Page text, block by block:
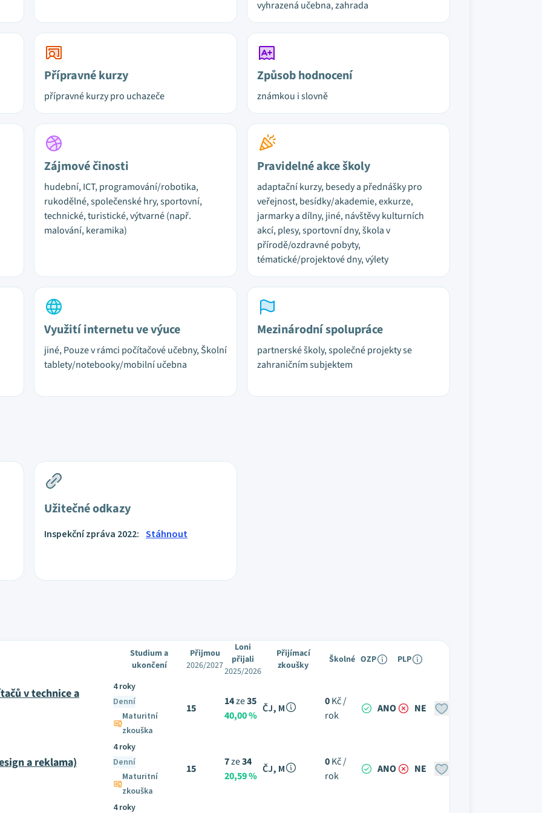
vyhrazená učebna, zahrada
Přípravné kurzy
přípravné kurzy pro uchazeče
Způsob hodnocení
známkou i slovně
Zájmové činosti
hudební, ICT, programování/robotika,
rukodělné, společenské hry, sportovní,
technické, turistické, výtvarné (např.
malování, keramika)
Pravidelné akce školy
adaptační kurzy, besedy a přednášky pro
veřejnost, besídky/akademie, exkurze,
jarmarky a dílny, jiné, návštěvy kulturních
akcí, plesy, sportovní dny, škola v
přírodě/ozdravné pobyty,
tématické/projektové dny, výlety
Využití internetu ve výuce
jiné, Pouze v rámci počítačové učebny, Školní
tablety/notebooky/mobilní učebna
Mezinárodní spolupráce
partnerské školy, společné projekty se
zahraničním subjektem
Užitečné odkazy
Inspekční zpráva 2022: Stáhnout
Studium a
ukončení
Přijmou
2026/2027
Loni
přijali
2025/2026
Přijímací
zkoušky
Školné OZP PLP
v technice a
4 roky
Denní
Maturitní
zkouška
15
14ze35
40,00 %
ČJ, M
0Kč /
rok
ANO NE
a reklama)
4 roky
Denní
Maturitní
zkouška
15
7ze34
20,59 %
ČJ, M
0Kč /
rok
ANO NE
4 roky